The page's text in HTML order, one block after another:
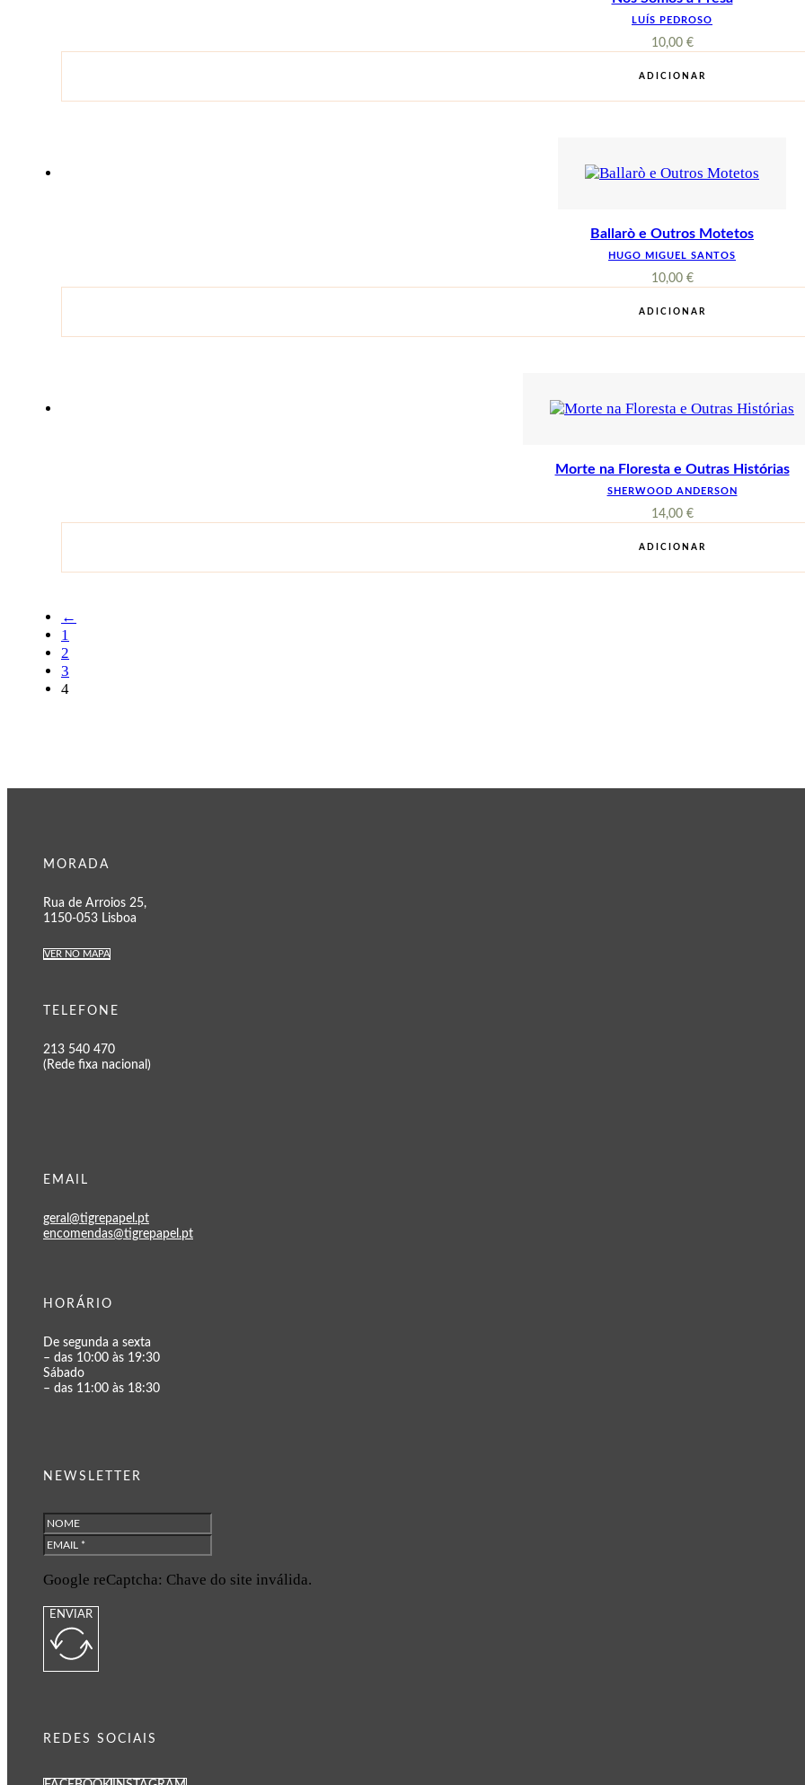
LUÍS PEDROSO
10,00 €
ADICIONAR
Ballarò e Outros Motetos
HUGO MIGUEL SANTOS
10,00 €
ADICIONAR
Morte na Floresta e Outras Histórias
SHERWOOD ANDERSON
14,00 €
ADICIONAR
←
1
2
3
4
MORADA
Rua de Arroios 25,
1150-053 Lisboa
VER NO MAPA
TELEFONE
213 540 470
(Rede fixa nacional)
EMAIL
geral@tigrepapel.pt
encomendas@tigrepapel.pt
HORÁRIO
De segunda a sexta
– das 10:00 às 19:30
Sábado
– das 11:00 às 18:30
NEWSLETTER
Google reCaptcha: Chave do site inválida.
ENVIAR
REDES SOCIAIS